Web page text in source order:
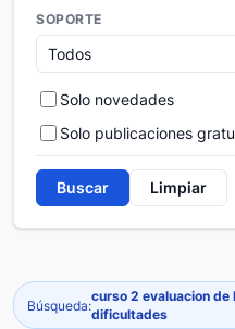
SOPORTE
Solo novedades
Solo publicaciones
Buscar Limpiar
Búsqueda:
curso 2 evaluacion
dificultades